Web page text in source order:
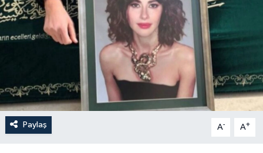
Paylaş A- A+